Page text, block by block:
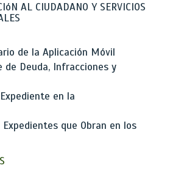
AL CIUDADANO Y SERVICIOS
de la Aplicación Móvil
de Deuda, Infracciones y
en la
que Obran en los